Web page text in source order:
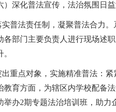
深化普法宣传，法治氛围日益
实普法责任制，凝聚普法合力
各部门主要负责人进行现场述
出重点对象，实施精准普法：
教育方面，为辖区内学校配备
举办2期专题法治培训班，助力